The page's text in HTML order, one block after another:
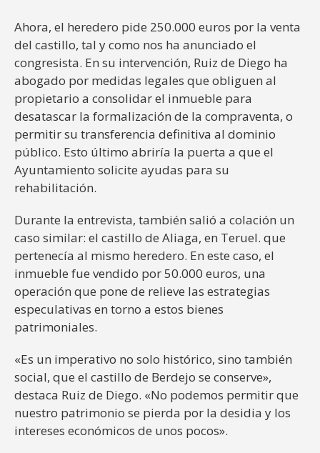
Ahora, el heredero pide 250.000 euros por la venta
del castillo, tal y como nos ha anunciado el
congresista. En su intervención, Ruiz de Diego ha
abogado por medidas legales que obliguen al
propietario a consolidar el inmueble para
desatascar la formalización de la compraventa, o
permitir su transferencia definitiva al dominio
público. Esto último abriría la puerta a que el
Ayuntamiento solicite ayudas para su
rehabilitación.
Durante la entrevista, también salió a colación un
caso similar: el castillo de Aliaga, en Teruel. que
pertenecía al mismo heredero. En este caso, el
inmueble fue vendido por 50.000 euros, una
operación que pone de relieve las estrategias
especulativas en torno a estos bienes
patrimoniales.
«Es un imperativo no solo histórico, sino también
social, que el castillo de Berdejo se conserve»,
destaca Ruiz de Diego. «No podemos permitir que
nuestro patrimonio se pierda por la desidia y los
intereses económicos de unos pocos».